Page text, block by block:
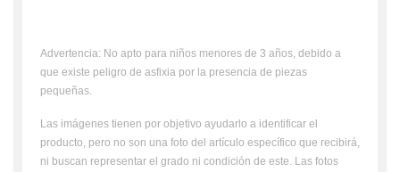
Advertencia: No apto para niños menores de 3 años, debido a
que existe peligro de asfixia por la presencia de piezas
pequeñas.
Las imágenes tienen por objetivo ayudarlo a identificar el
producto, pero no son una foto del artículo específico que recibirá,
ni buscan representar el grado ni condición de este. Las fotos